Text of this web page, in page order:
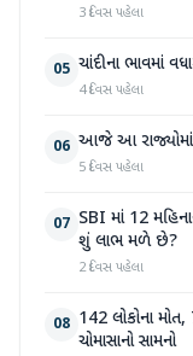
3 દિવસ પહેલા
05 ચાંદીના ભાવમાં
4 દિવસ પહેલા
06 આજે આ રાજ્યોમાં
5 દિવસ પહેલા
07 SBI માં 12
શું લાભ મળે છે?
2 દિવસ પહેલા
08 142 લોકોના
ચોમાસાનો સામનો